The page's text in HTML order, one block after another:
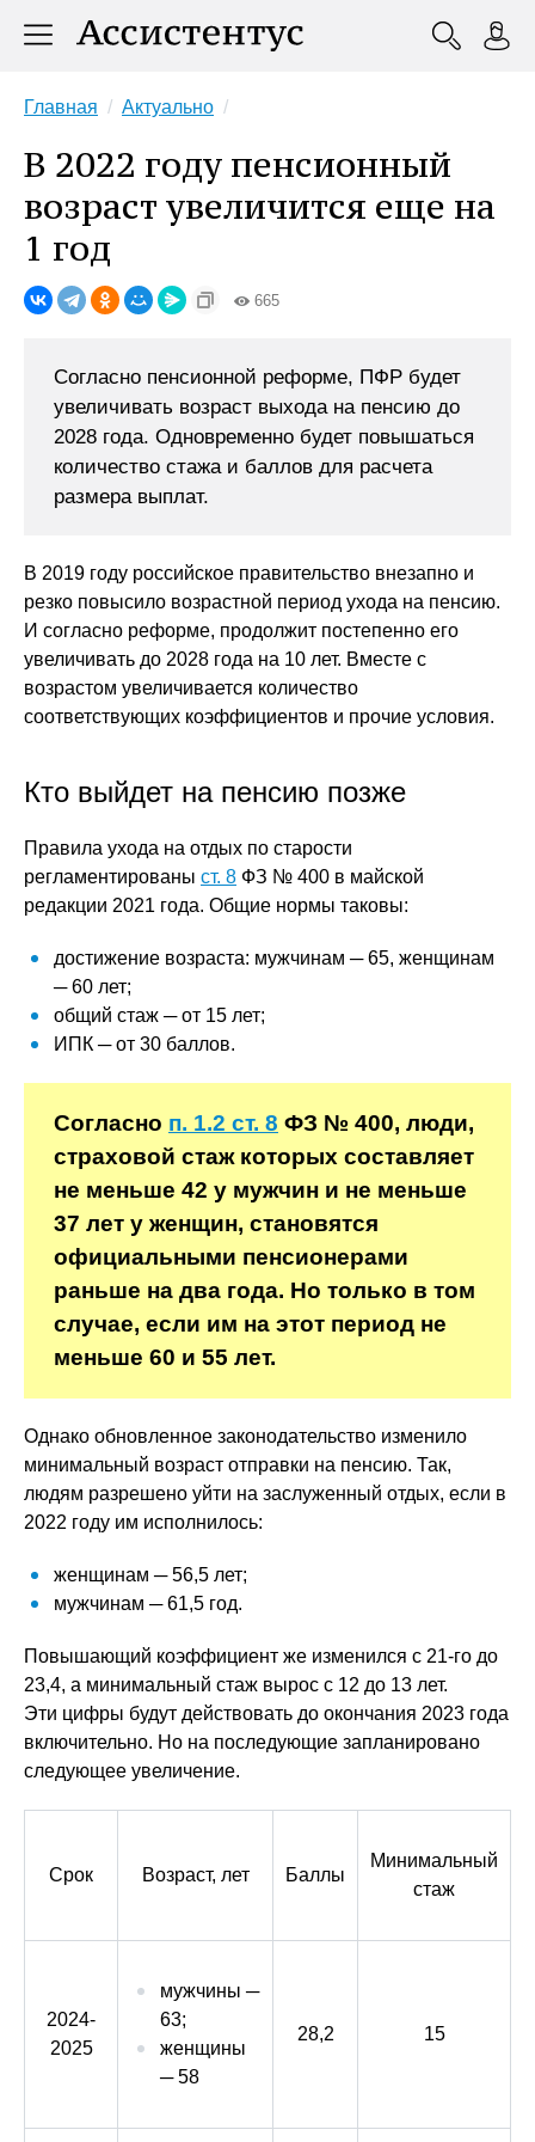
Главная Актуально
В 2022 году пенсионный
возраст увеличится еще на
1 год
665
Согласно пенсионной реформе, ПФР будет
увеличивать возраст выхода на пенсию до
2028 года. Одновременно будет повышаться
количество стажа и баллов для расчета
размера выплат.
В 2019 году российское правительство внезапно и
резко повысило возрастной период ухода на пенсию.
И согласно реформе, продолжит постепенно его
увеличивать до 2028 года на 10 лет. Вместе с
возрастом увеличивается количество
соответствующих коэффициентов и прочие условия.
Кто выйдет на пенсию позже
Правила ухода на отдых по старости
регламентированы ст. 8 ФЗ № 400 в майской
редакции 2021 года. Общие нормы таковы:
достижение возраста: мужчинам ─ 65, женщинам
─ 60 лет;
общий стаж ─ от 15 лет;
ИПК ─ от 30 баллов.
Согласно п. 1.2 ст. 8 ФЗ № 400, люди,
страховой стаж которых составляет
не меньше 42 у мужчин и не меньше
37 лет у женщин, становятся
официальными пенсионерами
раньше на два года. Но только в том
случае, если им на этот период не
меньше 60 и 55 лет.
Однако обновленное законодательство изменило
минимальный возраст отправки на пенсию. Так,
людям разрешено уйти на заслуженный отдых, если в
2022 году им исполнилось:
женщинам ─ 56,5 лет;
мужчинам ─ 61,5 год.
Повышающий коэффициент же изменился с 21-го до
23,4, а минимальный стаж вырос с 12 до 13 лет.
Эти цифры будут действовать до окончания 2023 года
включительно. Но на последующие запланировано
следующее увеличение.
Срок Возраст, лет Баллы
Минимальный
стаж
2024-
2025
мужчины ─
63;
женщины
─ 58
28,2 15